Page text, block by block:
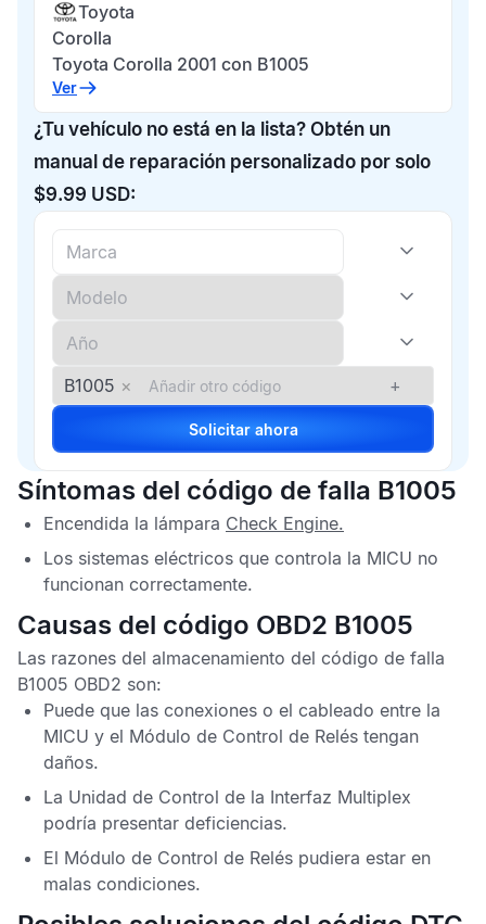
Toyota
Corolla
Toyota Corolla 2001 con B1005
Ver
¿Tu vehículo no está en la lista? Obtén un
manual de reparación personalizado por solo
$9.99 USD:
B1005 × +
Solicitar ahora
Síntomas del código de falla B1005
Encendida la lámpara Check Engine.
Los sistemas eléctricos que controla la MICU no
funcionan correctamente.
Causas del código OBD2 B1005
Las razones del almacenamiento del código de falla
B1005 OBD2 son:
Puede que las conexiones o el cableado entre la
MICU y el Módulo de Control de Relés tengan
daños.
La Unidad de Control de la Interfaz Multiplex
podría presentar deficiencias.
El Módulo de Control de Relés pudiera estar en
malas condiciones.